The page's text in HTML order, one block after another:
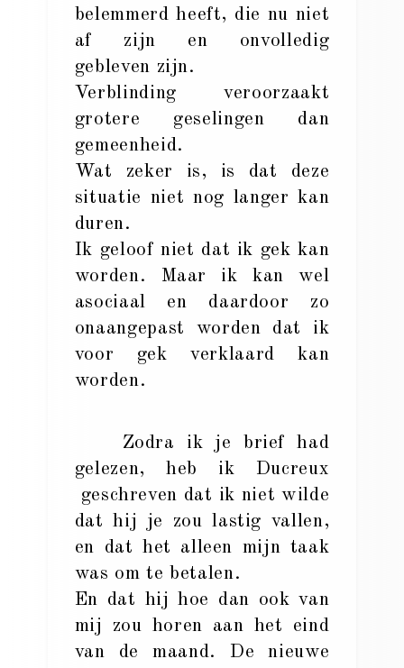
belemmerd heeft, die nu niet
af zijn en onvolledig
gebleven zijn.
Verblinding veroorzaakt
grotere geselingen dan
gemeenheid.
Wat zeker is, is dat deze
situatie niet nog langer kan
duren.
Ik geloof niet dat ik gek kan
worden. Maar ik kan wel
asociaal en daardoor zo
onaangepast worden dat ik
voor gek verklaard kan
worden.
Zodra ik je brief had
gelezen, heb ik Ducreux
geschreven dat ik niet wilde
dat hij je zou lastig vallen,
en dat het alleen mijn taak
was om te betalen.
En dat hij hoe dan ook van
mij zou horen aan het eind
van de maand. De nieuwe